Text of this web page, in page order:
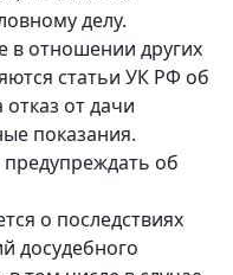
делу.
в отношении других
статьи УК РФ об
от дачи
показания.
об
о последствиях
досудебного